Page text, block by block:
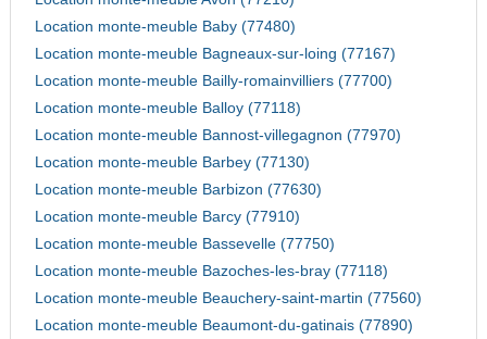
Location monte-meuble Baby (77480)
Location monte-meuble Bagneaux-sur-loing (77167)
Location monte-meuble Bailly-romainvilliers (77700)
Location monte-meuble Balloy (77118)
Location monte-meuble Bannost-villegagnon (77970)
Location monte-meuble Barbey (77130)
Location monte-meuble Barbizon (77630)
Location monte-meuble Barcy (77910)
Location monte-meuble Bassevelle (77750)
Location monte-meuble Bazoches-les-bray (77118)
Location monte-meuble Beauchery-saint-martin (77560)
Location monte-meuble Beaumont-du-gatinais (77890)